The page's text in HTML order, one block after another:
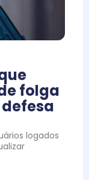
folga
logados